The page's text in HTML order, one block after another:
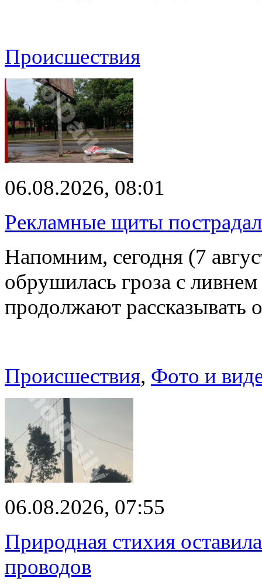
Происшествия
06.08.2026, 08:01
Рекламные щиты
Напомним, сегодня (7
обрушилась гроза с
продолжают рассказывать
Происшествия, Фото и
06.08.2026, 07:55
Природная стихия
проводов